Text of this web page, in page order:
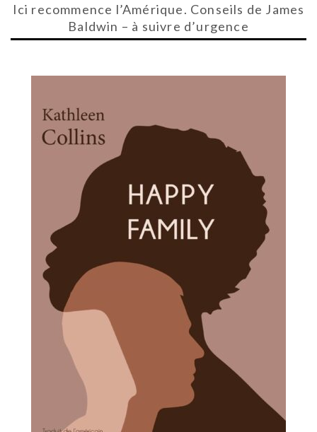
Ici recommence l’Amérique. Conseils de James
Baldwin – à suivre d’urgence